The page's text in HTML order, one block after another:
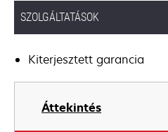
SZOLGÁLTATÁSOK
Kiterjesztett garancia
Áttekintés